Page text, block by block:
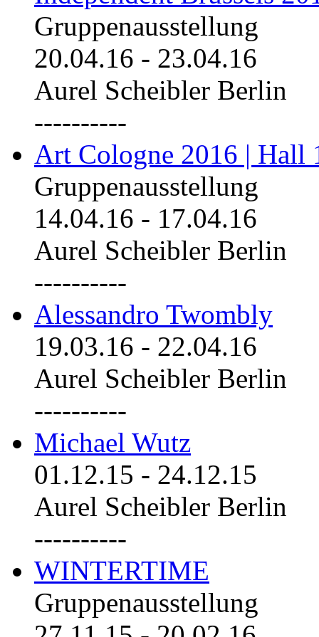
Gruppenausstellung
20.04.16 - 23.04.16
Aurel Scheibler Berlin
----------
Art Cologne 2016 | Hall
Gruppenausstellung
14.04.16 - 17.04.16
Aurel Scheibler Berlin
----------
Alessandro Twombly
19.03.16 - 22.04.16
Aurel Scheibler Berlin
----------
Michael Wutz
01.12.15 - 24.12.15
Aurel Scheibler Berlin
----------
WINTERTIME
Gruppenausstellung